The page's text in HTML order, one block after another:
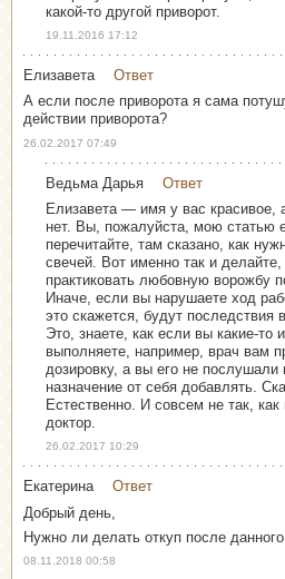
какой-то другой приворот.
19.11.2016 17:12
Елизавета
Ответ
А если после приворота я сама
действии приворота?
26.02.2017 07:49
Ведьма Дарья
Ответ
Елизавета — имя у вас красивое,
нет. Вы, пожалуйста, мою статью
перечитайте, там сказано, как
свечей. Вот именно так и
практиковать любовную ворожбу
Иначе, если вы нарушаете ход
это скажется, будут последствия
Это, знаете, как если вы какие-то
выполняете, например, врач вам
дозировку, а вы его не послушали
назначение от себя добавлять.
Естественно. И совсем не так, как
доктор.
26.02.2017 10:29
Екатерина
Ответ
Добрый день,
Нужно ли делать откуп после
08.11.2018 00:58